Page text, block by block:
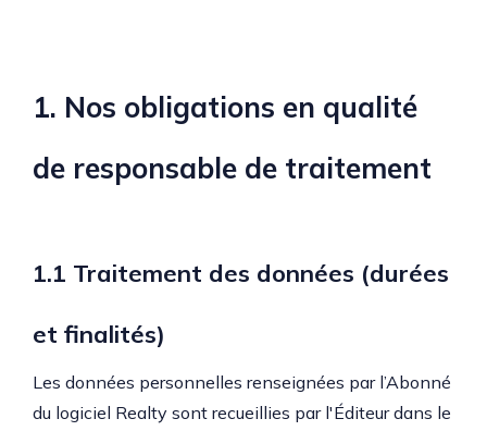
1. Nos obligations en qualité
de responsable de traitement
1.1 Traitement des données (durées
et finalités)
Les données personnelles renseignées par l’Abonné
du logiciel Realty sont recueillies par l'Éditeur dans le